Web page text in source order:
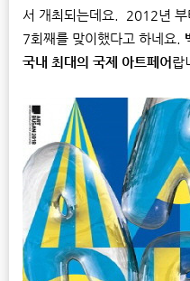
서 개최되는데요. 2012년 부
7회째를 맞이했다고 하네요.
국내 최대의 국제 아트페어 랍